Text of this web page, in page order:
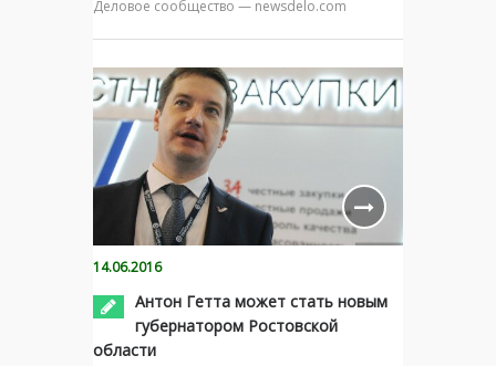
Деловое сообщество — newsdelo.com
14.06.2016
Антон Гетта может стать новым
губернатором Ростовской
области